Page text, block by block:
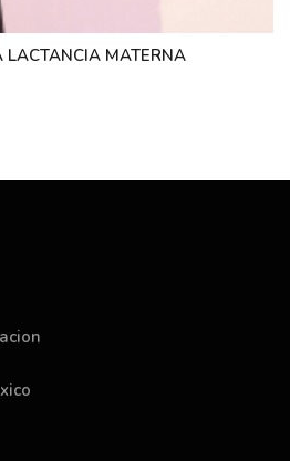
LACTANCIA MATERNA